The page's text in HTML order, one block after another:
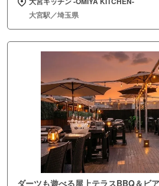
大宮駅／埼玉県
ダーツも遊べる屋上テラスBBQ＆ビ